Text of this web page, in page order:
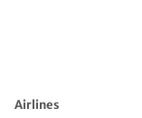
Airlines